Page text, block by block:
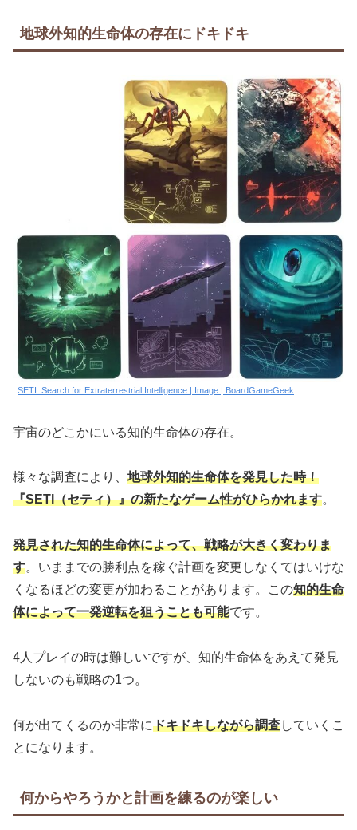
地球外知的生命体の存在にドキドキ
SETI: Search for Extraterrestrial Intelligence | Image | BoardGameGeek
宇宙のどこかにいる知的生命体の存在。
様々な調査により、 地球外知的生命体を発見した時！
『SETI（セティ）』の新たなゲーム性がひらかれます。
発見された知的生命体によって、戦略が大きく変わりま
す。いままでの勝利点を稼ぐ計画を変更しなくてはいけな
くなるほどの変更が加わることがあります。この知的生命
体によって一発逆転を狙うことも可能です。
4人プレイの時は難しいですが、知的生命体をあえて発見
しないのも戦略の1つ。
何が出てくるのか非常にドキドキしながら調査していくこ
とになります。
何からやろうかと計画を練るのが楽しい